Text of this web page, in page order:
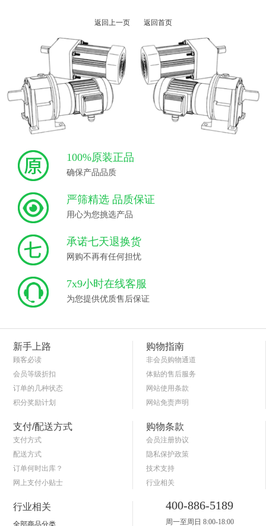
返回上一页 返回首页
100%原装正品
确保产品品质
严筛精选 品质保证
用心为您挑选产品
承诺七天退换货
网购不再有任何担忧
7x9小时在线客服
为您提供优质售后保证
新手上路
顾客必读
会员等级折扣
订单的几种状态
积分奖励计划
购物指南
非会员购物通道
体贴的售后服务
网站使用条款
网站免责声明
支付/配送方式
支付方式
配送方式
订单何时出库？
网上支付小贴士
购物条款
会员注册协议
隐私保护政策
技术支持
行业相关
行业相关
全部商品分类
400-886-5189
周一至周日 8:00-18:00